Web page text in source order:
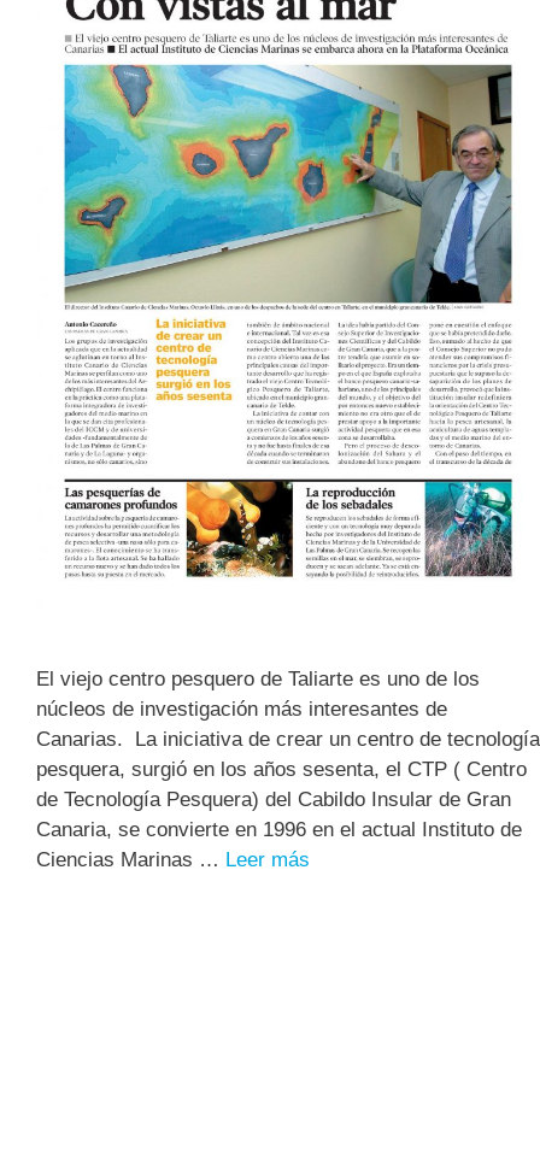
El viejo centro pesquero de Taliarte es uno de los
núcleos de investigación más interesantes de
Canarias. La iniciativa de crear un centro de tecnología
pesquera, surgió en los años sesenta, el CTP ( Centro
de Tecnología Pesquera) del Cabildo Insular de Gran
Canaria, se convierte en 1996 en el actual Instituto de
Ciencias Marinas … Leer más